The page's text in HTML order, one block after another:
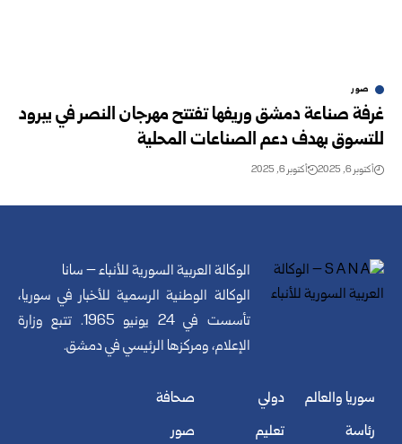
صور
غرفة صناعة دمشق وريفها تفتتح مهرجان النصر في يبرود
للتسوق بهدف دعم الصناعات المحلية
أكتوبر 6, 2025 أكتوبر 6, 2025
الوكالة العربية السورية للأنباء – سانا
الوكالة الوطنية الرسمية للأخبار في سوريا،
تأسست في 24 يونيو 1965. تتبع وزارة
الإعلام، ومركزها الرئيسي في دمشق.
سوريا والعالم
رئاسة
دولي
تعليم
صحافة
صور